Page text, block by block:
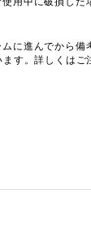
に進んでから備
す。詳しくはご